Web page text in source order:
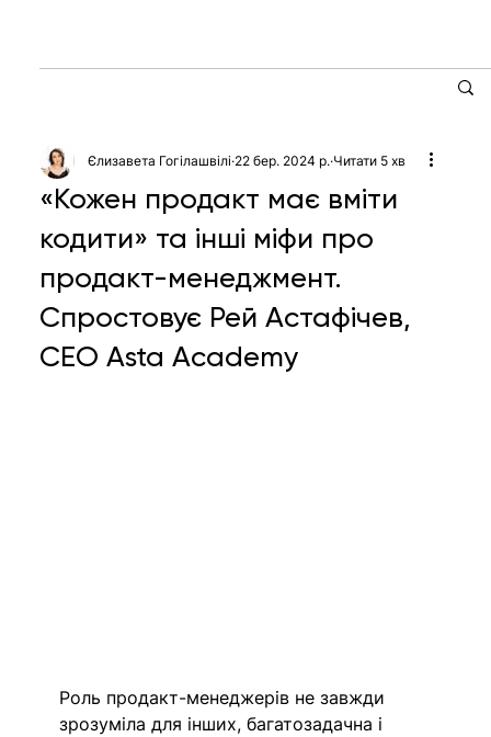
«Кожен продакт має вміти
кодити» та інші міфи про
продакт-менеджмент.
Спростовує Рей Астафічев,
CEO Asta Academy
Єлизавета Гогілашвілі 22 бер. 2024 р. Читати 5 хв
Роль продакт-менеджерів не завжди
зрозуміла для інших, багатозадачна і